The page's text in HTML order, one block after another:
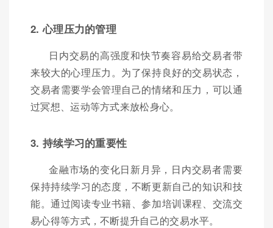
2. 心理压力的管理
日内交易的高强度和快节奏容易给交易者带
来较大的心理压力。为了保持良好的交易状态，
交易者需要学会管理自己的情绪和压力，可以通
过冥想、运动等方式来放松身心。
3. 持续学习的重要性
金融市场的变化日新月异，日内交易者需要
保持持续学习的态度，不断更新自己的知识和技
能。通过阅读专业书籍、参加培训课程、交流交
易心得等方式，不断提升自己的交易水平。